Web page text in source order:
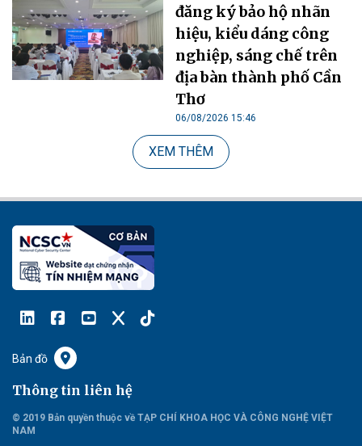
đăng ký bảo hộ nhãn
hiệu, kiểu dáng công
nghiệp, sáng chế trên
địa bàn thành phố Cần
Thơ
06/08/2026 15:46
XEM THÊM
Bản đồ
Thông tin liên hệ
© 2019 Bản quyền thuộc về TẠP CHÍ KHOA HỌC VÀ CÔNG NGHỆ VIỆT
NAM